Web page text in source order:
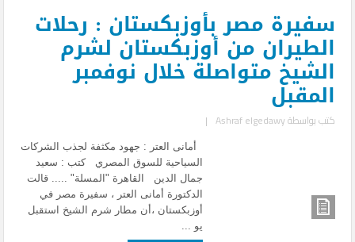
سفيرة مصر بأوزبكستان : رحلات
الطيران من أوزبكستان لشرم
الشيخ متواصلة خلال نوفمبر
المقبل
كتب بواسطةAshraf elgedawy
|
أمانى العتر : جهود مكثفة لجذب الشركات
السياحية للسوق المصري كتب : سعيد
جمال الدين القاهرة "المسلة" ..... قالت
الدكتورة أمانى العتر ، سفيرة مصر في
أوزبكستان ،أن مطار شرم الشيخ استقبل
يو ...